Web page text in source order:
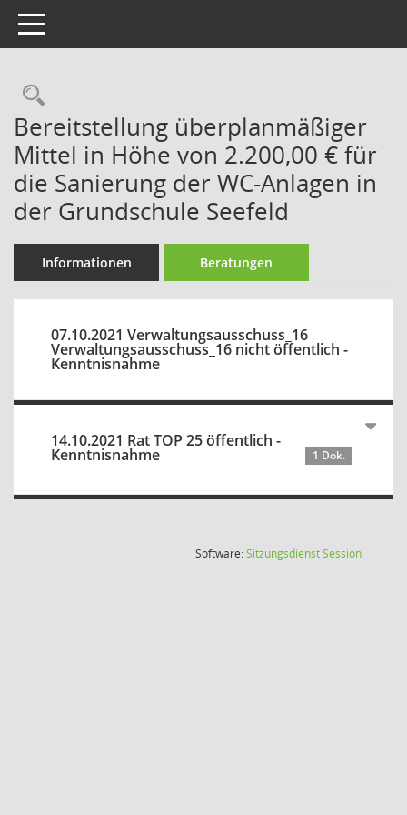
Toggle navigation
Rechercheauswahl
Bereitstellung überplanmäßiger
Mittel in Höhe von 2.200,00 € für
die Sanierung der WC-Anlagen in
der Grundschule Seefeld
Informationen Beratungen
07.10.2021 Verwaltungsausschuss_16
Verwaltungsausschuss_16 nicht öffentlich -
Kenntnisnahme
14.10.2021 Rat TOP 25 öffentlich -
Kenntnisnahme 1 Dok.
Software:SitzungsdienstSession(Wird in